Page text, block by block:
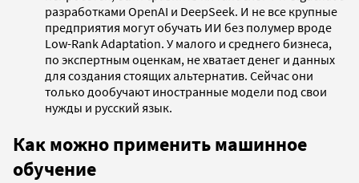
разработками OpenAI и DeepSeek. И не все крупные
предприятия могут обучать ИИ без полумер вроде
Low-Rank Adaptation. У малого и среднего бизнеса,
по экспертным оценкам, не хватает денег и данных
для создания стоящих альтернатив. Сейчас они
только дообучают иностранные модели под свои
нужды и русский язык.
Как можно применить машинное
обучение